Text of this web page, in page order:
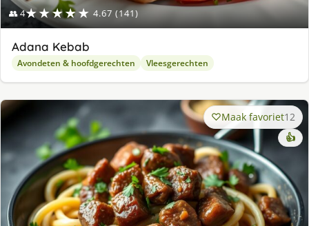
👥 4★★★★★ 4.67 (141)
Adana Kebab
Avondeten & hoofdgerechten Vleesgerechten
Maak favoriet12
👍